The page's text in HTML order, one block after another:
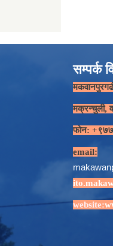
सम्पर्क
मक्रन्चुली,
फोन:
email:
website: